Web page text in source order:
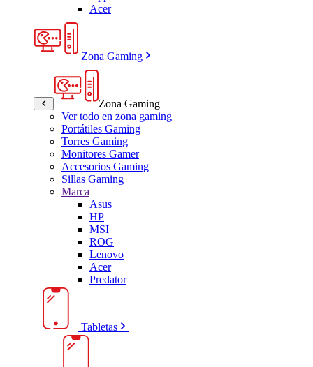
Acer
Zona Gaming
Zona Gaming
Ver todo en zona gaming
Portátiles Gaming
Torres Gaming
Monitores Gamer
Accesorios Gaming
Sillas Gaming
Marca
Asus
HP
MSI
ROG
Lenovo
Acer
Predator
Tabletas